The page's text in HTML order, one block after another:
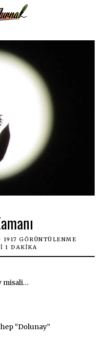
1917 GÖRÜNTÜLENME
1 DAKIKA
misali…
“Dolunay”